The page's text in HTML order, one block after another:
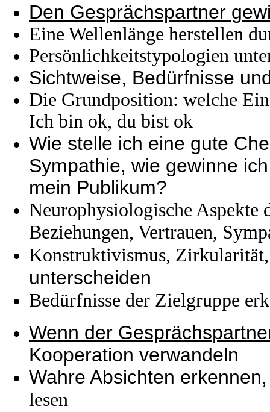
Den Gesprächspartner
Eine Wellenlänge herstellen
Persönlichkeitstypologien
Sichtweise, Bedürfnisse
Die Grundposition: welche
Ich bin ok, du bist ok
Wie stelle ich eine gute
Sympathie, wie gewinne
mein Publikum?
Neurophysiologische
Beziehungen, Vertrauen,
Konstruktivismus,
unterscheiden
Bedürfnisse der Zielgruppe
Wenn der
Kooperation verwandeln
Wahre Absichten
lesen